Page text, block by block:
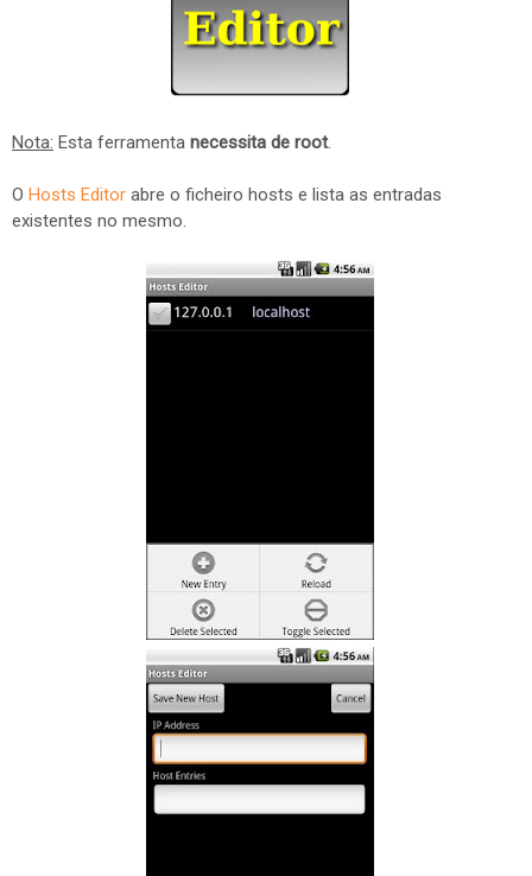
Nota: Esta ferramenta necessita de root.
O Hosts Editor abre o ficheiro hosts e lista as entradas
existentes no mesmo.